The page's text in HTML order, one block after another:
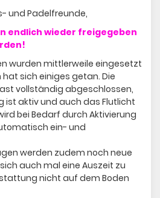
und Padelfreunde,
endlich wieder freigegeben
wurden mittlerweile eingesetzt
sich einiges getan. Die
vollständig abgeschlossen,
ist aktiv und auch das Flutlicht
bei Bedarf durch Aktivierung
ein- und
werden zudem noch neue
auch mal eine Auszeit zu
nicht auf dem Boden